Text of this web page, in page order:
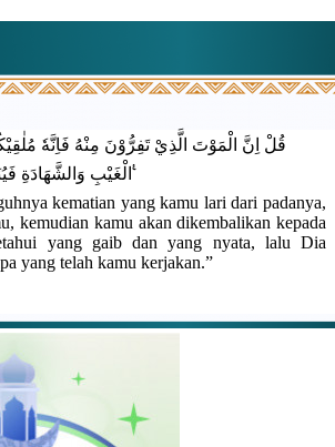
قُلْ اِنَّ الْمَوْتَ الَّذِيْ تَفِرُّوْنَ مِنْهُ فَاِنَّهٗ
الْغَيْبِ وَالشَّهَادَةِ فَيُنَبِّئُكُمْ بِمَا كُنْتُمْ تَعْمَلُوْنَ ࣖ
kematian yang kamu lari dari padanya,
kemudian kamu akan dikembalikan kepada
yang gaib dan yang nyata, lalu Dia
yang telah kamu kerjakan.”